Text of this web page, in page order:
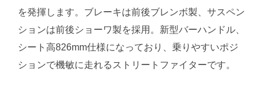
を発揮します。ブレーキは前後ブレンボ製、サスペン
ションは前後ショーワ製を採用。新型バーハンドル、
シート高826mm仕様になっており、乗りやすいポジ
ションで機敏に走れるストリートファイターです。